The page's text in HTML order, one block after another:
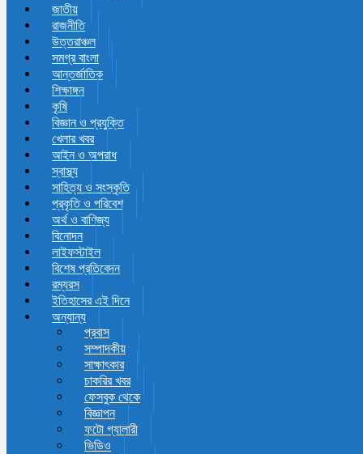
জাতীয়
রাজনীতি
উত্তরাঞ্চল
সমগ্র বাংলা
আন্তর্জাতিক
শিক্ষাঙ্গন
কৃষি
বিজ্ঞান ও প্রযুক্তি
খেলার খবর
আইন ও অপরাধ
স্বাস্থ্য
সাহিত্য ও সংস্কৃতি
প্রকৃতি ও পরিবেশ
অর্থ ও বাণিজ্য
বিনোদন
লাইফস্টাইল
বিশেষ প্রতিবেদন
রম্যরস
ইতিহাসের এই দিনে
অন্যান্য
প্রবাস
সম্পাদকীয়
সাক্ষাৎকার
চাকরির খবর
ফেসবুক থেকে
বিজ্ঞাপন
ফটো গ্যালারী
ভিডিও